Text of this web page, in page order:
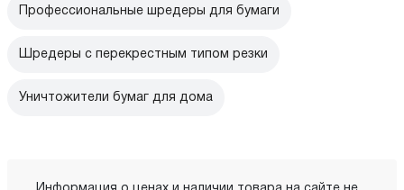
Профессиональные шредеры для бумаги
Шредеры с перекрестным типом резки
Уничтожители бумаг для дома